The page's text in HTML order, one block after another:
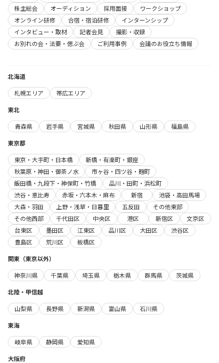
株主総会
オーディション 採用面接
ワークショップ
オンライン研修
合宿・宿泊研修
インターンシップ
インタビュー・取材
記者会見
撮影・収録
お別れの会・法要・偲ぶ会
ご利用事例 会議のお役立ち情報
北海道
札幌エリア
帯広エリア
東北
青森県
岩手県 宮城県 秋田県 山形県
福島県
東京都
東京・大手町・日本橋
新橋・有楽町・銀座
秋葉原・神田・御茶ノ水
市ヶ谷・四ツ谷・麹町
飯田橋・九段下・神保町・竹橋
品川・田町・浜松町
渋谷・恵比寿
赤坂・六本木・麻布 新宿
池袋・高田馬場
大森・羽田
上野・浅草・日暮里 五反田
その他東部
その他西部
千代田区 中央区 港区 新宿区
文京区
台東区
墨田区 江東区 品川区 大田区
渋谷区
豊島区
荒川区
板橋区
関東（東京以外）
神奈川県
千葉県 埼玉県 栃木県 群馬県
茨城県
北陸・甲信越
山梨県
長野県 新潟県 富山県
石川県
東海
岐阜県
静岡県
愛知県
大阪府